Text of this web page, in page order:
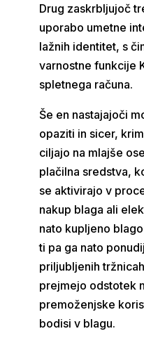
Drug zaskrbljujoč
uporabo umetne
lažnih identitet, s
varnostne funkcije
spletnega računa.
Še en nastajajoči
opaziti in sicer,
ciljajo na mlajše
plačilna sredstva,
se aktivirajo v
nakup blaga ali
nato kupljeno
ti pa ga nato
priljubljenih
prejmejo odstotek
premoženjske
bodisi v blagu.